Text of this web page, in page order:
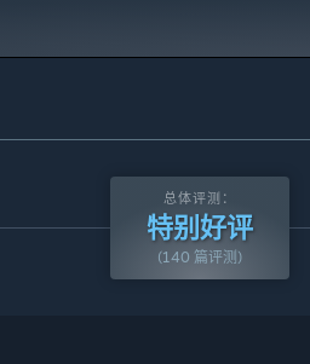
总体评测：
特别好评
(140 篇评测)